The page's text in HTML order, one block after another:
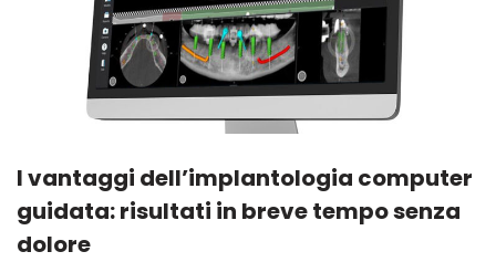
I vantaggi dell’implantologia computer
guidata: risultati in breve tempo senza
dolore